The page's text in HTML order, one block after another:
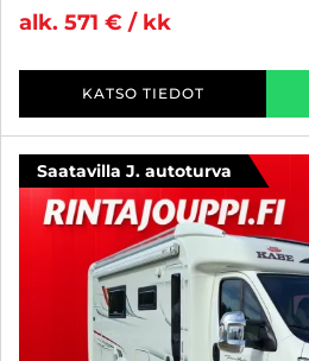
alk. 571 € / kk
KATSO TIEDOT
Saatavilla J. autoturva